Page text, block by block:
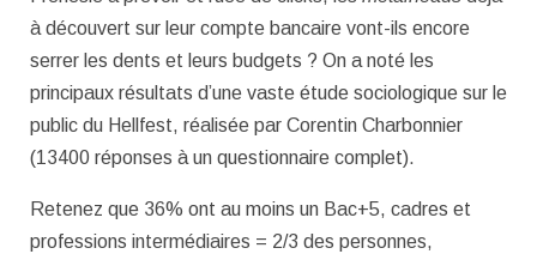
à découvert sur leur compte bancaire vont-ils encore
serrer les dents et leurs budgets ? On a noté les
principaux résultats d’une vaste étude sociologique sur le
public du Hellfest, réalisée par Corentin Charbonnier
(13400 réponses à un questionnaire complet).
Retenez que 36% ont au moins un Bac+5, cadres et
professions intermédiaires = 2/3 des personnes,